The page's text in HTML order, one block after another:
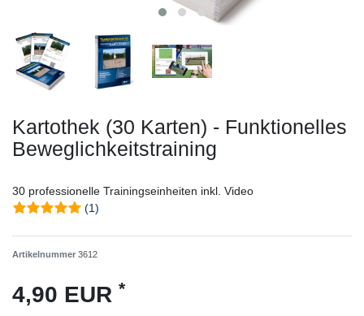
Kartothek (30 Karten) - Funktionelles
Beweglichkeitstraining
30 professionelle Trainingseinheiten inkl. Video
(1)
Artikelnummer 3612
4,90 EUR *